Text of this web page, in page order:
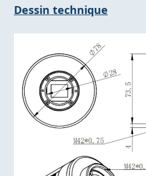
Dessin technique